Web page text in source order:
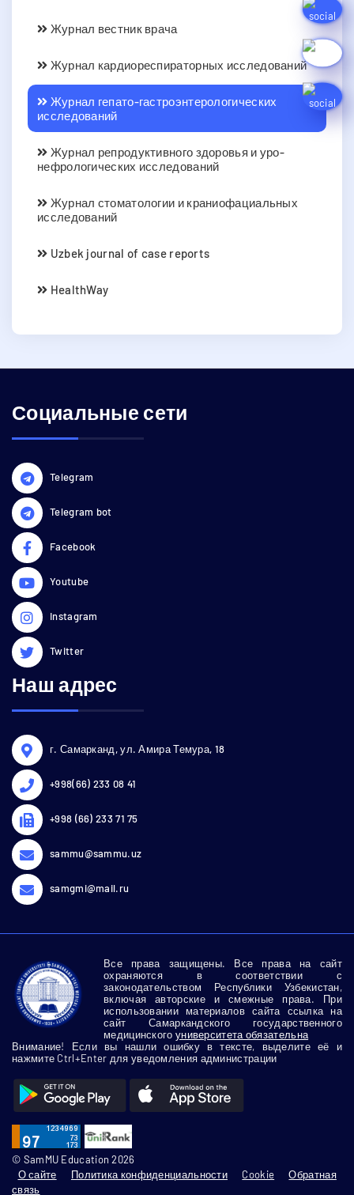
Журнал вестник врача
Журнал кардиореспираторных исследований
Журнал гепато-гастроэнтерологических
исследований
Журнал репродуктивного здоровья и уро-
нефрологических исследований
Журнал стоматологии и краниофациальных
исследований
Uzbek journal of case reports
HealthWay
Социальные сети
Telegram
Telegram bot
Facebook
Youtube
Instagram
Twitter
Наш адрес
г. Самарканд, ул. Амира Темура, 18
+998(66) 233 08 41
+998 (66) 233 71 75
sammu@sammu.uz
samgmi@mail.ru
Все права защищены. Все права на сайт
охраняются в соответствии с
законодательством Республики Узбекистан,
включая авторские и смежные права. При
использовании материалов сайта ссылка на
сайт Самаркандского государственного
медицинского университета обязательна
Внимание! Если вы нашли ошибку в тексте, выделите её и
нажмите Ctrl+Enter для уведомления администрации
© SamMU Education 2026
О сайте
Политика конфиденциальности Cookie
Обратная
связь